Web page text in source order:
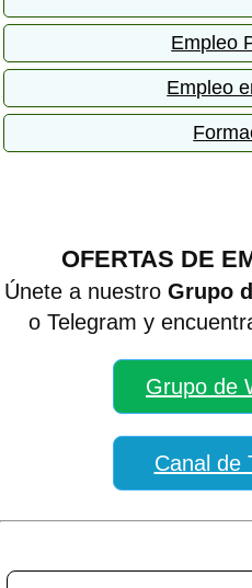
Empleo
Empleo
OFERTAS DE
Únete a nuestro Grupo
o Telegram y
Grupo de
Canal de